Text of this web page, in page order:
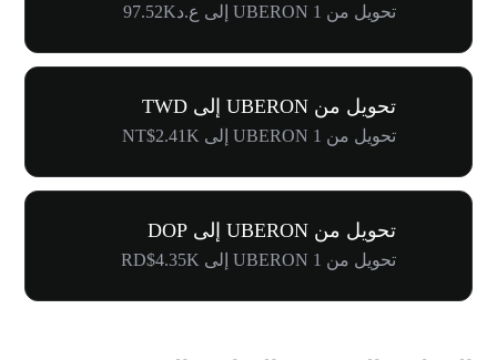
تحويل من 1 UBERON إلى ع.د97.52K
تحويل من UBERON إلى TWD
تحويل من 1 UBERON إلى NT$2.41K
تحويل من UBERON إلى DOP
تحويل من 1 UBERON إلى RD$4.35K